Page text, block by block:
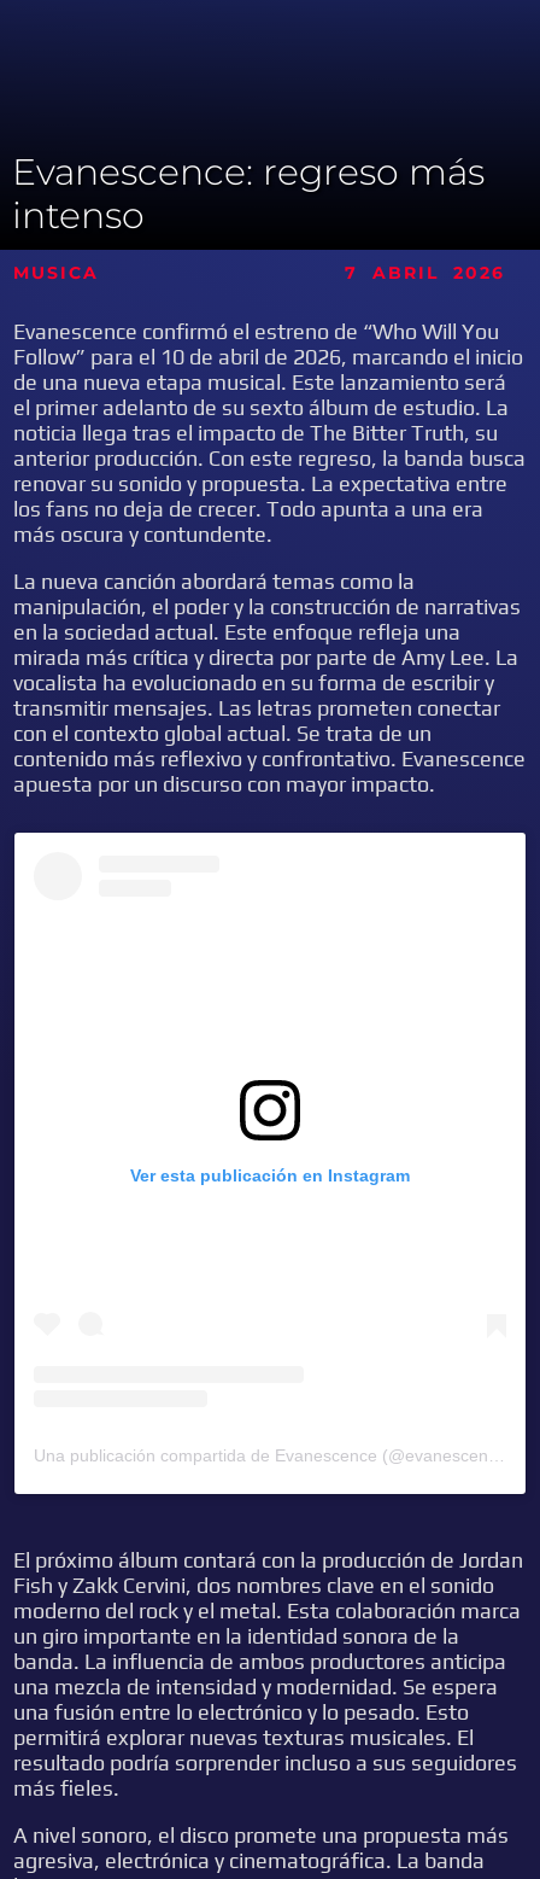
Evanescence: regreso más
intenso
MUSICA 7 ABRIL 2026
Evanescence confirmó el estreno de “Who Will You
Follow” para el 10 de abril de 2026, marcando el inicio
de una nueva etapa musical. Este lanzamiento será
el primer adelanto de su sexto álbum de estudio. La
noticia llega tras el impacto de The Bitter Truth, su
anterior producción. Con este regreso, la banda busca
renovar su sonido y propuesta. La expectativa entre
los fans no deja de crecer. Todo apunta a una era
más oscura y contundente.
La nueva canción abordará temas como la
manipulación, el poder y la construcción de narrativas
en la sociedad actual. Este enfoque refleja una
mirada más crítica y directa por parte de Amy Lee. La
vocalista ha evolucionado en su forma de escribir y
transmitir mensajes. Las letras prometen conectar
con el contexto global actual. Se trata de un
contenido más reflexivo y confrontativo. Evanescence
apuesta por un discurso con mayor impacto.
Ver esta publicación en Instagram
El próximo álbum contará con la producción de Jordan
Fish y Zakk Cervini, dos nombres clave en el sonido
moderno del rock y el metal. Esta colaboración marca
un giro importante en la identidad sonora de la
banda. La influencia de ambos productores anticipa
una mezcla de intensidad y modernidad. Se espera
una fusión entre lo electrónico y lo pesado. Esto
permitirá explorar nuevas texturas musicales. El
resultado podría sorprender incluso a sus seguidores
más fieles.
A nivel sonoro, el disco promete una propuesta más
agresiva, electrónica y cinematográfica. La banda